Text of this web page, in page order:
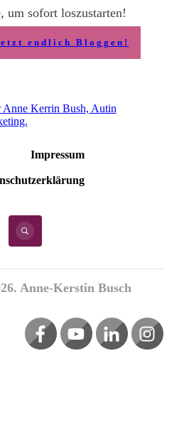
um sofort loszustarten!
endlich Bloggen!
Impressum
. Anne-Kerstin Busch